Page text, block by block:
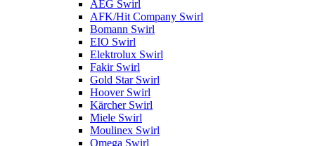
AEG Swirl
AFK/Hit Company Swirl
Bomann Swirl
EIO Swirl
Elektrolux Swirl
Fakir Swirl
Gold Star Swirl
Hoover Swirl
Kärcher Swirl
Miele Swirl
Moulinex Swirl
Omega Swirl